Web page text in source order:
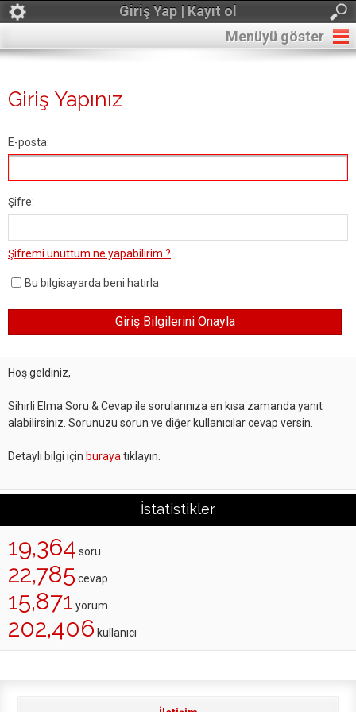
Giriş Yap | Kayıt ol
Menüyü göster
Giriş Yapınız
E-posta:
Şifre:
Şifremi unuttum ne yapabilirim ?
Bu bilgisayarda beni hatırla
Hoş geldiniz,
Sihirli Elma Soru & Cevap ile sorularınıza en kısa zamanda yanıt
alabilirsiniz. Sorunuzu sorun ve diğer kullanıcılar cevap versin.
Detaylı bilgi için buraya tıklayın.
İstatistikler
19,364 soru
22,785 cevap
15,871 yorum
202,406 kullanıcı